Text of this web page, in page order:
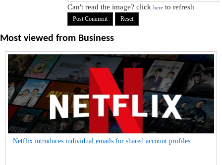
Can't read the image? clickhere to refresh
Most viewed from Business
Netflix introduces individual emails for shared account profiles...